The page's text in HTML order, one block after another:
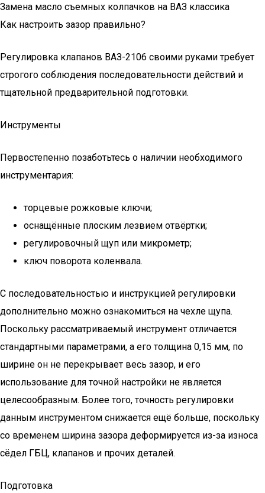
Замена масло съемных колпачков на ВАЗ классика
Как настроить зазор правильно?
Регулировка клапанов ВАЗ-2106 своими руками требует
строгого соблюдения последовательности действий и
тщательной предварительной подготовки.
Инструменты
Первостепенно позаботьтесь о наличии необходимого
инструментария:
торцевые рожковые ключи;
оснащённые плоским лезвием отвёртки;
регулировочный щуп или микрометр;
ключ поворота коленвала.
С последовательностью и инструкцией регулировки
дополнительно можно ознакомиться на чехле щупа.
Поскольку рассматриваемый инструмент отличается
стандартными параметрами, а его толщина 0,15 мм, по
ширине он не перекрывает весь зазор, и его
использование для точной настройки не является
целесообразным. Более того, точность регулировки
данным инструментом снижается ещё больше, поскольку
со временем ширина зазора деформируется из-за износа
сёдел ГБЦ, клапанов и прочих деталей.
Подготовка